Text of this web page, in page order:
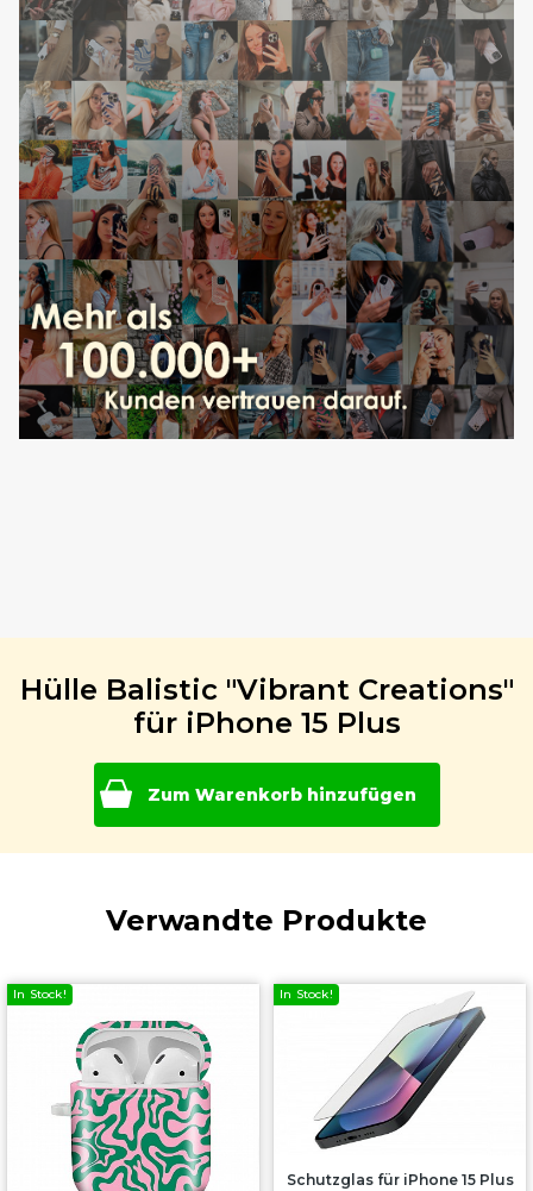
Hülle Balistic "Vibrant Creations"
für iPhone 15 Plus
Zum Warenkorb hinzufügen
Verwandte Produkte
In Stock! In Stock!
Schutzglas für iPhone 15 Plus